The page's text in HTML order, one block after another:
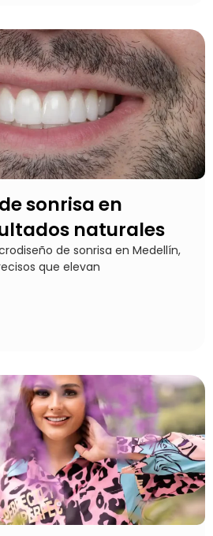
sonrisa en
naturales
de sonrisa en Medellín,
que elevan